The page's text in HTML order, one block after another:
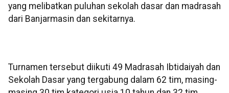
yang melibatkan puluhan sekolah dasar dan madrasah
dari Banjarmasin dan sekitarnya.
Turnamen tersebut diikuti 49 Madrasah Ibtidaiyah dan
Sekolah Dasar yang tergabung dalam 62 tim, masing-